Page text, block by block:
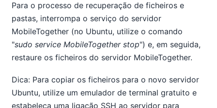
Para o processo de recuperação de ficheiros e
pastas, interrompa o serviço do servidor
MobileTogether (no Ubuntu, utilize o comando
"sudo service MobileTogether stop") e, em seguida,
restaure os ficheiros do servidor MobileTogether.
Dica: Para copiar os ficheiros para o novo servidor
Ubuntu, utilize um emulador de terminal gratuito e
estabeleça uma ligação SSH ao servidor para